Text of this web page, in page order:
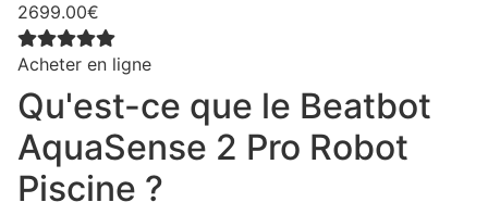
2699.00€
Acheter en ligne
Qu'est-ce que le Beatbot
AquaSense 2 Pro Robot
Piscine ?